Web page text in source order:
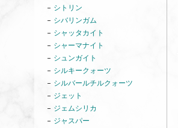
シトリン
シバリンガム
シャッタカイト
シャーマナイト
シュンガイト
シルキークォーツ
シルバールチルクォーツ
ジェット
ジェムシリカ
ジャスパー